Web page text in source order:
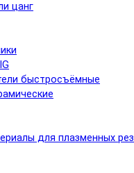
цанг
быстросъёмные
для плазменных